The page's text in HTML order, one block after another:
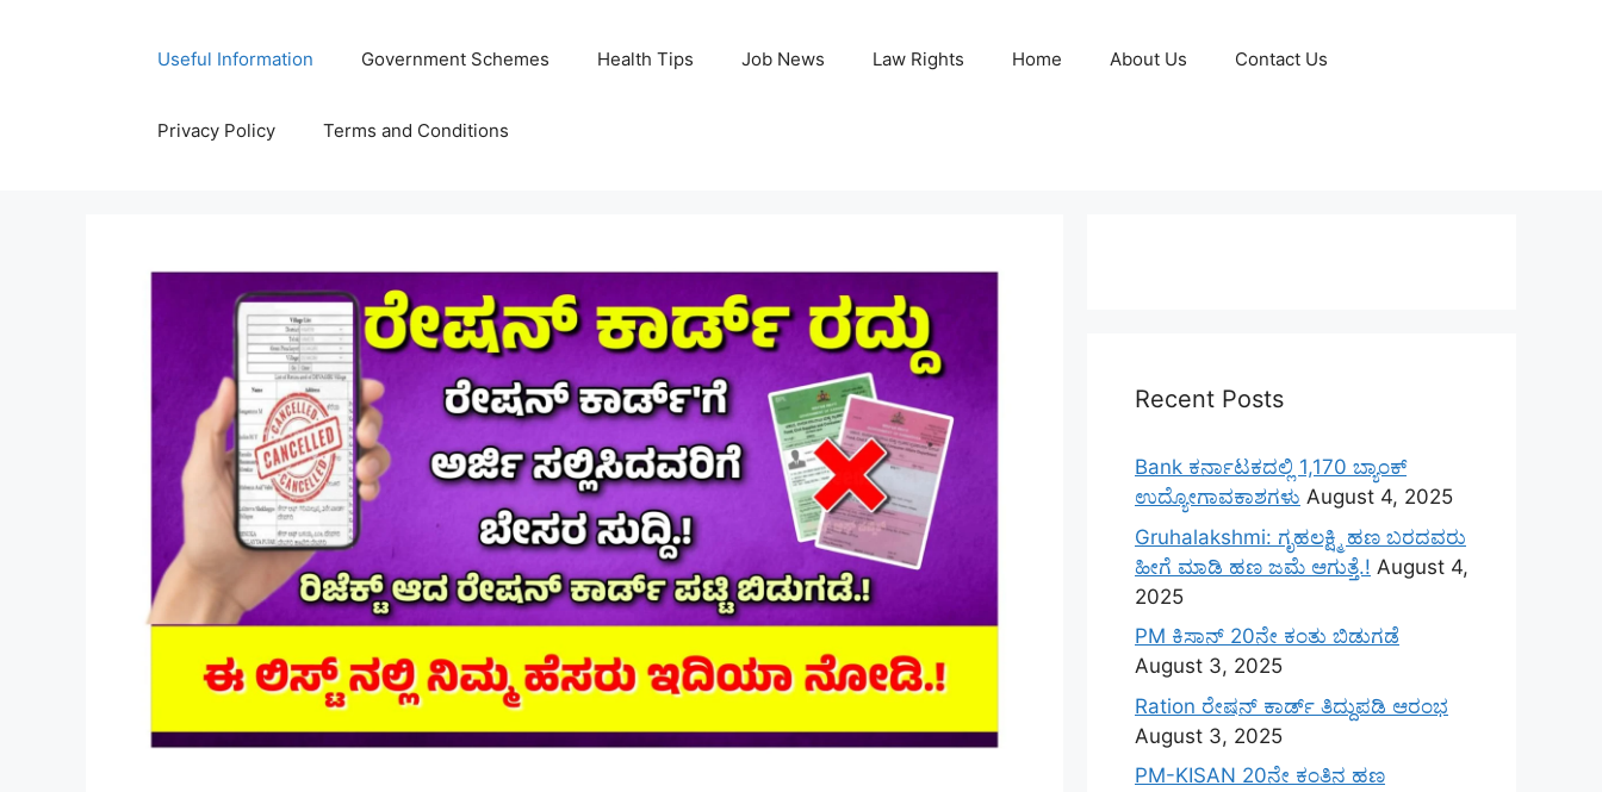
Useful Information Government Schemes Health Tips Job News Law Rights Home About Us Contact Us
Privacy Policy Terms and Conditions
Recent Posts
Bank ಕರ್ನಾಟಕದಲ್ಲಿ 1,170 ಬ್ಯಾಂಕ್
ಉದ್ಯೋಗಾವಕಾಶಗಳು August 4, 2025
Gruhalakshmi: ಗೃಹಲಕ್ಷ್ಮಿ ಹಣ ಬರದವರು
ಹೀಗೆ ಮಾಡಿ ಹಣ ಜಮೆ‌ ಆಗುತ್ತೆ.! August 4,
2025
PM ಕಿಸಾನ್ 20ನೇ ಕಂತು ಬಿಡುಗಡೆ
August 3, 2025
Ration ರೇಷನ್ ಕಾರ್ಡ್ ತಿದ್ದುಪಡಿ ಆರಂಭ
August 3, 2025
PM-KISAN 20ನೇ ಕಂತಿನ ಹಣ